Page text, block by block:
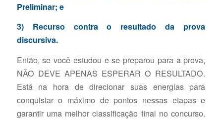
Preliminar; e
3) Recurso contra o resultado da prova
discursiva.
Então, se você estudou e se preparou para a prova,
NÃO DEVE APENAS ESPERAR O RESULTADO.
Está na hora de direcionar suas energias para
conquistar o máximo de pontos nessas etapas e
garantir uma melhor classificação final no concurso.